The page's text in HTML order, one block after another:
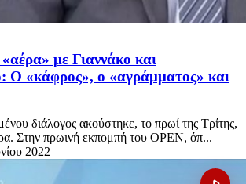
με Γιαννάκο και
Ο «κάφρος», ο «αγράμματος» και
διάλογος ακούστηκε, το πρωί της Τρίτης,
Στην πρωινή εκπομπή του OPEN, όπ...
2022